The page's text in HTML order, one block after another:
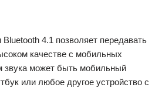
4.1 позволяет передавать
качестве с мобильных
звука может быть мобильный
или любое другое устройство с